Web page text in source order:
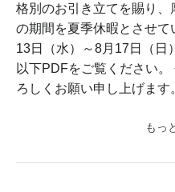
格別のお引き立てを賜り
の期間を夏季休暇とさせて
13日（水）～8月17日（日
以下PDFをご覧ください
ろしくお願い申し上げます
もっ